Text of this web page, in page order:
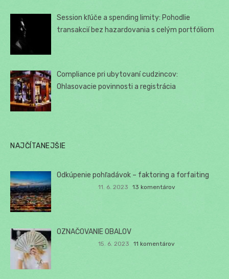
Session kľúče a spending limity: Pohodlie
transakcií bez hazardovania s celým portfóliom
Compliance pri ubytovaní cudzincov:
Ohlasovacie povinnosti a registrácia
NAJČÍTANEJŠIE
Odkúpenie pohľadávok – faktoring a forfaiting
11. 6. 2023 13 komentárov
OZNAČOVANIE OBALOV
15. 6. 2023 11 komentárov